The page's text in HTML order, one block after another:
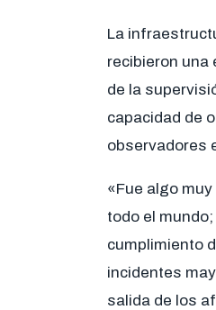
La
recibieron una
de la
capacidad de
observadores
«Fue algo
todo el
cumplimiento
incidentes
salida de los